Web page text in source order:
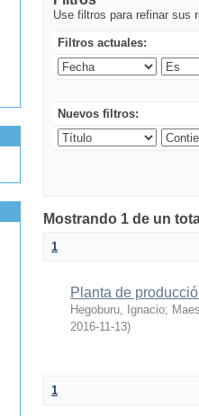
Use filtros para refinar sus
Filtros actuales:
Nuevos filtros:
Mostrando 1 de un
1
Planta de
Hegoburu, Ignacio;
2016-11-13)
1